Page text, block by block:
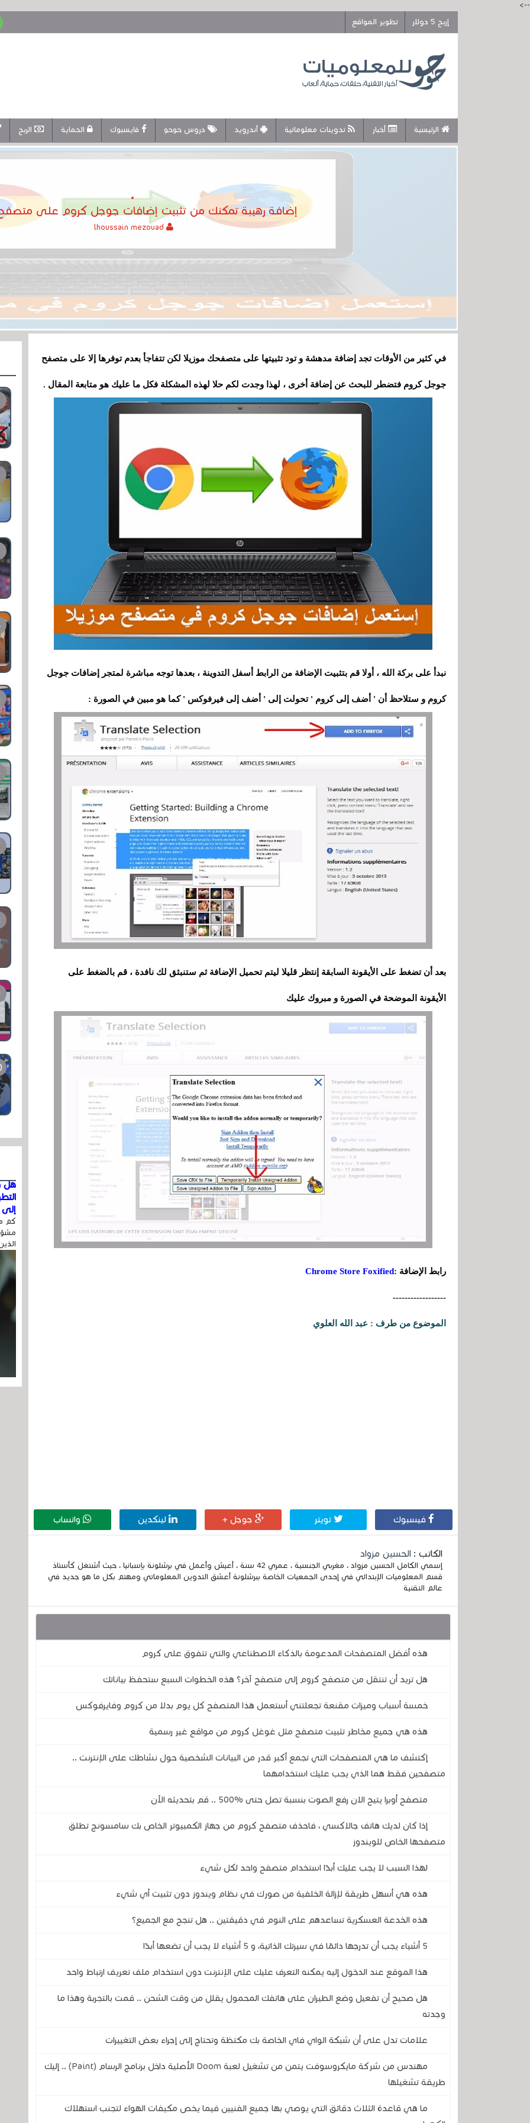
-->
إربح 5 دولار
تطوير المواقع
الرئيسية أخبار تدوينات معلوماتية أندرويد دروس حوحو فايسبوك الحماية الربح
إضافة رهيبة تمكنك من تثبيت إضافات جوجل كروم على متصفح
في كثير من الأوقات تجد إضافة مدهشة و تود تثبيتها على متصفحك موزيلا لكن تتفاجأ بعدم توفرها إلا على متصفح
جوجل كروم فتضطر للبحث عن إضافة أخرى ، لهذا وجدت لكم حلا لهذه المشكلة فكل ما عليك هو متابعة المقال .
نبدأ على بركة الله ، أولا قم بتثبيت الإضافة من الرابط أسفل التدوينة ، بعدها توجه مباشرة لمتجر إضافات جوجل
كروم و ستلاحظ أن ' أضف إلى كروم ' تحولت إلى ' أضف إلى فيرفوكس ' كما هو مبين في الصورة :
بعد أن تضغط على الأيقونة السابقة إنتظر قليلا ليتم تحميل الإضافة ثم ستنبثق لك نافدة ، قم بالضغط على
الأيقونة الموضحة في الصورة و مبروك عليك
رابط الإضافة :Chrome Store Foxified
------------------
الموضوع من طرف : عبد الله العلوي
فيسبوك تويتر جوجل + لينكدين واتساب
الكاتب : الحسين مزواد
إسمي الكامل الحسين مزواد ، مغربي الجنسية ، عمري 42 سنة ، أعيش وأعمل في برشلونة بإسبانيا ، حيث أشتغل كأستاذ
قسم المعلوميات الإبتدائي في إحدى الجمعيات الخاصة ببرشلونة أعشق التدوين المعلوماتي ومهتم بكل ما هو جديد في
عالم التقنية
هذه أفضل المتصفحات المدعومة بالذكاء الاصطناعي والتي تتفوق على كروم
هل تريد أن تنتقل من متصفح كروم إلى متصفح آخر؟ هذه الخطوات السبع ستحفظ بياناتك
خمسة أسباب وميزات مقنعة تجعلتني أستعمل هذا المتصفح كل يوم بدلا من كروم وفايرفوكس
هذه هي جميع مخاطر تثبيت متصفح مثل غوغل كروم من مواقع غير رسمية
إكتشف ما هي المتصفحات التي تجمع أكبر قدر من البيانات الشخصية حول نشاطك على الإنترنت ..
متصفحين فقط هما الذي يجب عليك استخدامهما
متصفح أوبرا يتيح الان رفع الصوت بنسبة تصل حتى %500 .. قم بتحديثه الآن
إذا كان لديك هاتف جالاكسي ، فاحذف متصفح كروم من جهاز الكمبيوتر الخاص بك سامسونج تطلق
متصفحها الخاص للويندوز
لهذا السبب لا يجب عليك أبدًا استخدام متصفح واحد لكل شيء
هذه هي أسهل طريقة لإزالة الخلفية من صورك في نظام ويندوز دون تثبيت أي شيء
هذه الخدعة العسكرية تساعدهم على النوم في دقيقتين .. هل تنجح مع الجميع؟
5 أشياء يجب أن تدرجها دائمًا في سيرتك الذاتية، و 5 أشياء لا يجب أن تضعها أبدًا
هذا الموقع عند الدخول إليه يمكنه التعرف عليك على الإنترنت دون استخدام ملف تعريف ارتباط واحد
هل صحيح أن تفعيل وضع الطيران على هاتفك المحمول يقلل من وقت الشحن .. قمت بالتجربة وهذا ما
وجدته
علامات تدل على أن شبكة الواي فاي الخاصة بك مكتظة وتحتاج إلى إجراء بعض التغييرات
مهندس من شركة مايكروسوفت يتمن من تشغيل لعبة Doom الأصلية داخل برنامج الرسام (Paint) .. إليك
طريقة تشغيلها
ما هي قاعدة الثلاث دقائق التي يوصي بها جميع الفنيين فيما يخص مكيفات الهواء لتجنب استهلاك
هل
إلى
كم